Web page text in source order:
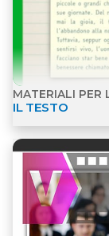
MATERIALI PER
IL TESTO
Apri dettagli